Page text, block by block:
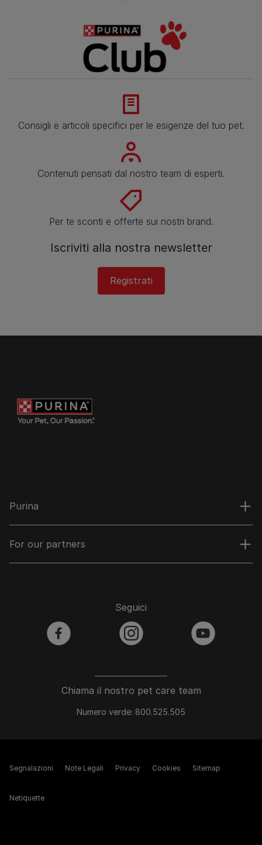
Consigli e articoli specifici per le esigenze del tuo pet.
Contenuti pensati dal nostro team di esperti.
Per te sconti e offerte sui nostri brand.
Iscriviti alla nostra newsletter
Registrati
Purina
For our partners
Chiama il nostro pet care team
Numero verde: 800.525.505
Seguici
facebook instagram youtube
Segnalazioni Note Legali Privacy Cookies Sitemap
Netiquette